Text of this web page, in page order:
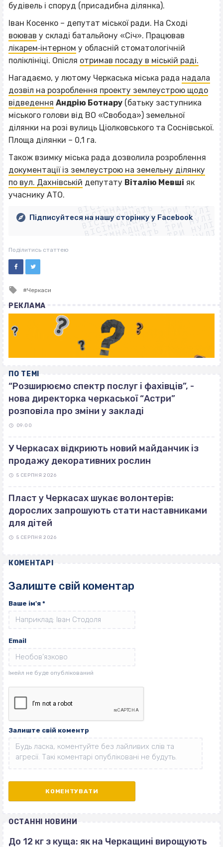
будівель і споруд (присадибна ділянка).
Іван Косенко – депутат міської ради. На Сході
воював у складі батальйону «Січ». Працював
лікарем‐інтерном у обласній стоматологічній
поліклініці. Опісля отримав посаду в міській раді.
Нагадаємо, у лютому Черкаська міська рада надала
дозвіл на розроблення проекту землеустрою щодо
відведення Андрію Ботнару (батьку заступника
міського голови від ВО «Свобода») земельної
ділянки на розі вулиць Ціолковського та Соснівської.
Площа ділянки – 0,1 га.
Також взимку міська рада дозволила розроблення
документації із землеустрою на земельну ділянку
по вул. Дахнівській депутату Віталію Мевші як
учаснику АТО.
ВІСІМНАДЦЯТЬ ТРИ НУЛІ
ВІСІМНАДЦЯТЬ ТРИ НУЛІ
ВІСІМНАДЦЯТЬ ТРИ НУЛІ
ВІСІМНАДЦЯТЬ ТРИ НУЛІ
ВІСІМНАДЦЯТЬ ТРИ НУЛІ
ВІСІМНАДЦЯТЬ ТРИ НУЛІ
ВІСІМНАДЦЯТЬ ТРИ НУЛІ
ВІСІМНАДЦЯТЬ ТРИ НУЛІ
Підписуйтеся на нашу сторінку у Facebook
Поділитись статтею
Tagged
Черкаси
РЕКЛАМА
ПО ТЕМІ
“Розширюємо спектр послуг і фахівців”, -
нова директорка черкаської “Астри”
розповіла про зміни у закладі
09:00
У Черкасах відкриють новий майданчик із
продажу декоративних рослин
5 СЕРПНЯ 2026
Пласт у Черкасах шукає волонтерів:
дорослих запрошують стати наставниками
для дітей
5 СЕРПНЯ 2026
КОМЕНТАРІ
Залиште свій коментар
Ваше ім'я *
Email
Залиште свій коментр
ОСТАННІ НОВИНИ
До 12 кг з куща: як на Черкащині вирощують